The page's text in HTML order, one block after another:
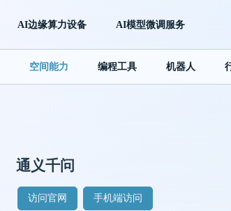
AI边缘算力设备 AI模型微调服务
空间能力 编程工具 机器人
通义千问
访问官网 手机端访问